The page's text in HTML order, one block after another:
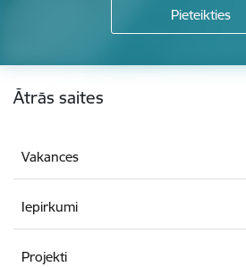
Ātrās saites
Vakances
Iepirkumi
Projekti